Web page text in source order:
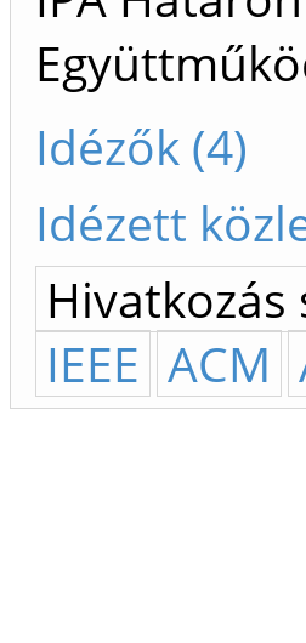
Idézők (4)
Idézett
Hivatkozás
IEEE ACM